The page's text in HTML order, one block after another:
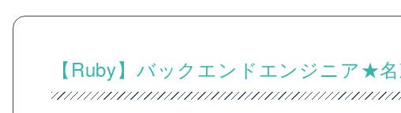
【Ruby】バックエンドエンジニア★